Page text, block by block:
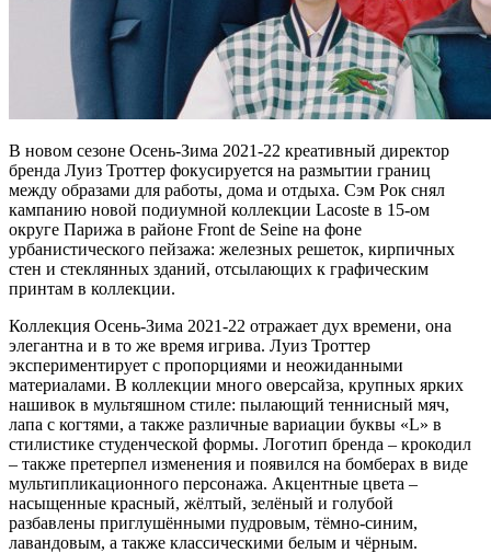
В новом сезоне Осень-Зима 2021-22 креативный директор
бренда Луиз Троттер фокусируется на размытии границ
между образами для работы, дома и отдыха. Сэм Рок снял
кампанию новой подиумной коллекции Lacoste в 15-ом
округе Парижа в районе Front de Seine на фоне
урбанистического пейзажа: железных решеток, кирпичных
стен и стеклянных зданий, отсылающих к графическим
принтам в коллекции.
Коллекция Осень-Зима 2021-22 отражает дух времени, она
элегантна и в то же время игрива. Луиз Троттер
экспериментирует с пропорциями и неожиданными
материалами. В коллекции много оверсайза, крупных ярких
нашивок в мультяшном стиле: пылающий теннисный мяч,
лапа с когтями, а также различные вариации буквы «L» в
стилистике студенческой формы. Логотип бренда – крокодил
– также претерпел изменения и появился на бомберах в виде
мультипликационного персонажа. Акцентные цвета –
насыщенные красный, жёлтый, зелёный и голубой
разбавлены приглушёнными пудровым, тёмно-синим,
лавандовым, а также классическими белым и чёрным.